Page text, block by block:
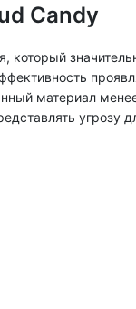
Candy
который
материал
угрозу